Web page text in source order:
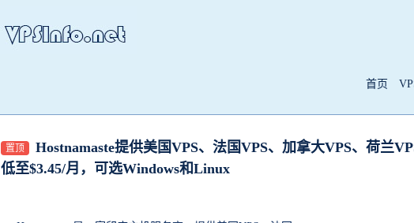
首页
置顶
Hostnamaste提供美国VPS、法国VPS、加拿大VPS、荷兰
低至$3.45/月，可选Windows和Linux